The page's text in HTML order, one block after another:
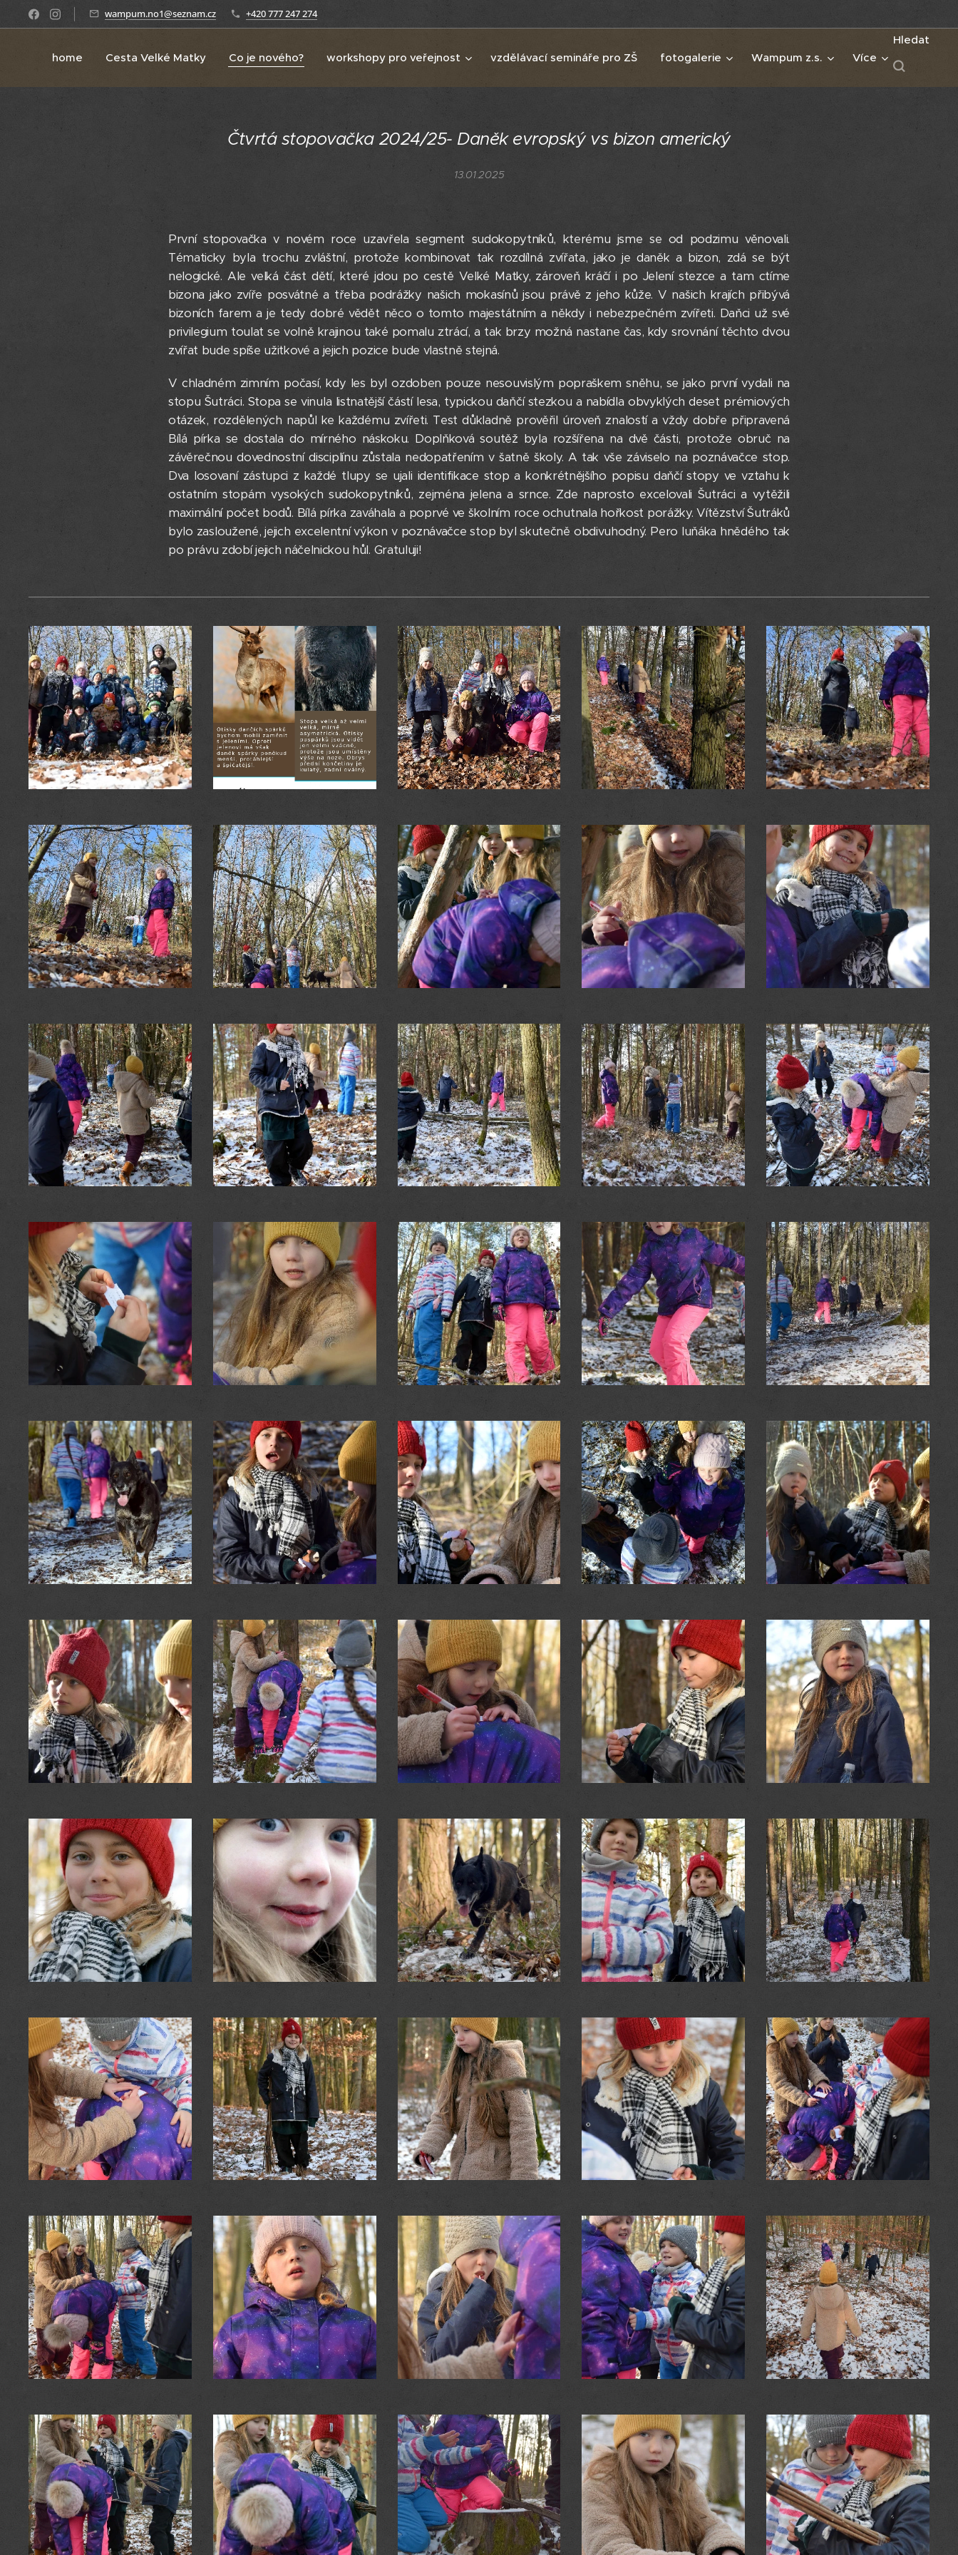
wampum.no1@seznam.cz +420 777 247 274
home Cesta Velké Matky Co je nového? workshopy pro veřejnost vzdělávací semináře pro ZŠ fotogalerie Wampum z.s. Více
Hledat
Čtvrtá stopovačka 2024/25- Daněk evropský vs bizon americký
13.01.2025
První stopovačka v novém roce uzavřela segment sudokopytníků, kterému jsme se od podzimu věnovali.
Tématicky byla trochu zvláštní, protože kombinovat tak rozdílná zvířata, jako je daněk a bizon, zdá se být
nelogické. Ale velká část dětí, které jdou po cestě Velké Matky, zároveň kráčí i po Jelení stezce a tam ctíme
bizona jako zvíře posvátné a třeba podrážky našich mokasínů jsou právě z jeho kůže. V našich krajích přibývá
bizoních farem a je tedy dobré vědět něco o tomto majestátním a někdy i nebezpečném zvířeti. Daňci už své
privilegium toulat se volně krajinou také pomalu ztrácí, a tak brzy možná nastane čas, kdy srovnání těchto dvou
zvířat bude spíše užitkové a jejich pozice bude vlastně stejná.
V chladném zimním počasí, kdy les byl ozdoben pouze nesouvislým popraškem sněhu, se jako první vydali na
stopu Šutráci. Stopa se vinula listnatější částí lesa, typickou daňčí stezkou a nabídla obvyklých deset prémiových
otázek, rozdělených napůl ke každému zvířeti. Test důkladně prověřil úroveň znalostí a vždy dobře připravená
Bílá pírka se dostala do mírného náskoku. Doplňková soutěž byla rozšířena na dvě části, protože obruč na
závěrečnou dovednostní disciplínu zůstala nedopatřením v šatně školy. A tak vše záviselo na poznávačce stop.
Dva losovaní zástupci z každé tlupy se ujali identifikace stop a konkrétnějšího popisu daňčí stopy ve vztahu k
ostatním stopám vysokých sudokopytníků, zejména jelena a srnce. Zde naprosto excelovali Šutráci a vytěžili
maximální počet bodů. Bílá pírka zaváhala a poprvé ve školním roce ochutnala hořkost porážky. Vítězství Šutráků
bylo zasloužené, jejich excelentní výkon v poznávačce stop byl skutečně obdivuhodný. Pero luňáka hnědého tak
po právu zdobí jejich náčelnickou hůl. Gratuluji!